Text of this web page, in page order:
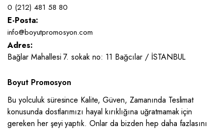
0 (212) 481 58 80
E-Posta:
info@boyutpromosyon.com
Adres:
Bağlar Mahallesi 7. sokak no: 11 Bağcılar / İSTANBUL
Boyut Promosyon
Bu yolculuk süresince Kalite, Güven, Zamanında Teslimat
konusunda dostlarımızı hayal kırıklığına uğratmamak için
gereken her şeyi yaptık. Onlar da bizden hep daha fazlasını